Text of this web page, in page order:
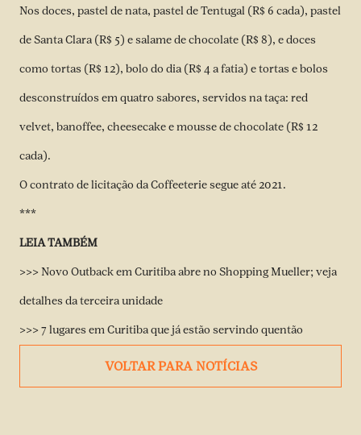
Nos doces, pastel de nata, pastel de Tentugal (R$ 6 cada), pastel
de Santa Clara (R$ 5) e salame de chocolate (R$ 8), e doces
como tortas (R$ 12), bolo do dia (R$ 4 a fatia) e tortas e bolos
desconstruídos em quatro sabores, servidos na taça: red
velvet, banoffee, cheesecake e mousse de chocolate (R$ 12
cada).
O contrato de licitação da Coffeeterie segue até 2021.
***
LEIA TAMBÉM
>>> Novo Outback em Curitiba abre no Shopping Mueller; veja
detalhes da terceira unidade
>>> 7 lugares em Curitiba que já estão servindo quentão
VOLTAR PARA NOTÍCIAS